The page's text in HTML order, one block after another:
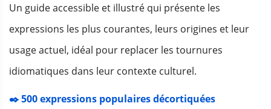
Un guide accessible et illustré qui présente les
expressions les plus courantes, leurs origines et leur
usage actuel, idéal pour replacer les tournures
idiomatiques dans leur contexte culturel.
✒️ 500 expressions populaires décortiquées